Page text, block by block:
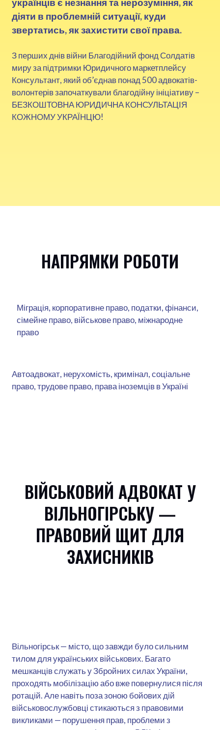
діяти в проблемній ситуації, куди
звертатись, як захистити свої права.
З перших днів війни Благодійний фонд Солдатів
миру за підтримки Юридичного маркетплейсу
Консультант, який об’єднав понад 500 адвокатів-
волонтерів започаткували благодійну ініціативу –
БЕЗКОШТОВНА ЮРИДИЧНА КОНСУЛЬТАЦІЯ
КОЖНОМУ УКРАЇНЦЮ!
НАПРЯМКИ РОБОТИ
Міграція, корпоративне право, податки, фінанси,
сімейне право, військове право, міжнародне
право
Автоадвокат, нерухомість, кримінал, соціальне
право, трудове право, права іноземців в Україні
ВІЙСЬКОВИЙ АДВОКАТ У
ВІЛЬНОГІРСЬКУ —
ПРАВОВИЙ ЩИТ ДЛЯ
ЗАХИСНИКІВ
Вільногірськ — місто, що завжди було сильним
тилом для українських військових. Багато
мешканців служать у Збройних силах України,
проходять мобілізацію або вже повернулися після
ротацій. Але навіть поза зоною бойових дій
військовослужбовці стикаються з правовими
викликами — порушення прав, проблеми з